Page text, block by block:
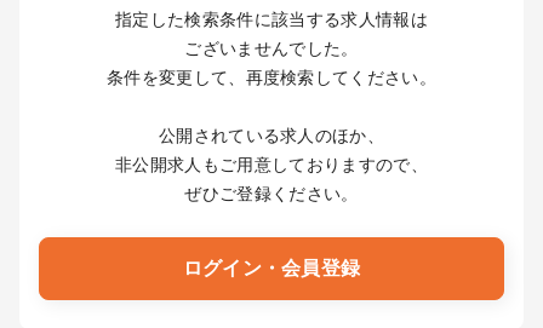
クリニック開業
指定した検索条件に該当する求人情報は
ございませんでした。
条件を変更して、再度検索してください。
公開されている求人のほか、
非公開求人もご用意しておりますので、
ぜひご登録ください。
ログイン・会員登録